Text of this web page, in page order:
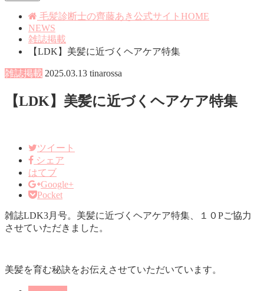
毛髪診断士の齊藤あき公式サイトHOME
NEWS
雑誌掲載
【LDK】美髪に近づくヘアケア特集
雑誌掲載 2025.03.13 tinarossa
【LDK】美髪に近づくヘアケア特集
ツイート
シェア
はてブ
Google+
Pocket
雑誌LDK3月号。美髪に近づくヘアケア特集、１０Pご協力
させていただきました。
美髪を育む秘訣をお伝えさせていただいています。